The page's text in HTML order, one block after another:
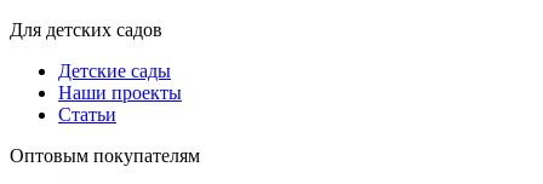
Для детских садов
Детские сады
Наши проекты
Статьи
Оптовым покупателям